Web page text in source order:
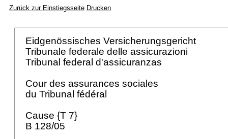
Zurück zur Einstiegsseite Drucken
Eidgenössisches Versicherungsgericht
Tribunale federale delle assicurazioni
Tribunal federal d'assicuranzas
Cour des assurances sociales
du Tribunal fédéral
Cause {T 7}
B 128/05